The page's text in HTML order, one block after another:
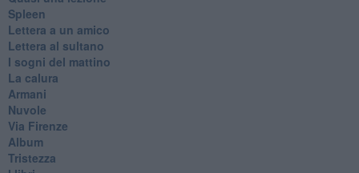
Spleen
Lettera a un amico
Lettera al sultano
I sogni del mattino
La calura
Armani
Nuvole
Via Firenze
Album
Tristezza